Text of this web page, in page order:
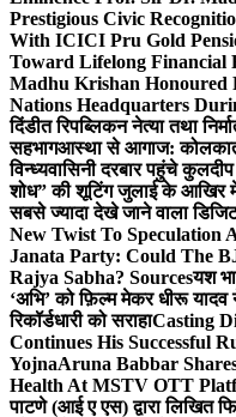
Prestigious Civic
With ICICI Pru Gold
Toward Lifelong Financial
Madhu Krishan Honoured
Nations Headquarters
दिंडीत रिपब्लिकन नेत्या तथा
सहभागआस्था से आगाज:
विन्ध्यवासिनी दरबार पहुंचे कुलदीप
शोध” की शूटिंग जुलाई के आखिर
सबसे ज्यादा देखे जाने वाला
New Twist To Speculation
Janata Party: Could The
Rajya Sabha? Sourcesयश
‘अभि’ को फ़िल्म मेकर धीरू यादव
रिकॉर्डधारी को सराहाCasting
Continues His Successful
YojnaAruna Babbar
Health At MSTV OTT
पाटणे (आई ए एस) द्वारा लिखित